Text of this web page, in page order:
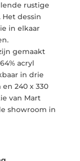
rustige
dessin
in elkaar
gemaakt
acryl
in drie
en 240 x 330
van Mart
showroom in